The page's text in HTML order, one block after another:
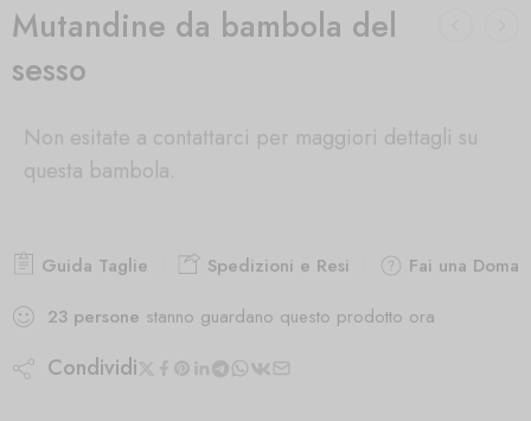
Mutandine da bambola del
sesso
Non esitate a contattarci per maggiori dettagli su
questa bambola.
Guida Taglie Spedizioni e Resi
Fai una
23 persone stanno guardano questo prodotto ora
Condividi